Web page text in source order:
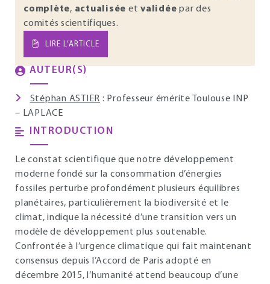
complète, actualisée et validée par des
comités scientifiques.
LIRE L’ARTICLE
AUTEUR(S)
Stéphan ASTIER : Professeur émérite Toulouse INP
– LAPLACE
INTRODUCTION
Le constat scientifique que notre développement
moderne fondé sur la consommation d’énergies
fossiles perturbe profondément plusieurs équilibres
planétaires, particulièrement la biodiversité et le
climat, indique la nécessité d’une transition vers un
modèle de développement plus soutenable.
Confrontée à l’urgence climatique qui fait maintenant
consensus depuis l’Accord de Paris adopté en
décembre 2015, l’humanité attend beaucoup d’une